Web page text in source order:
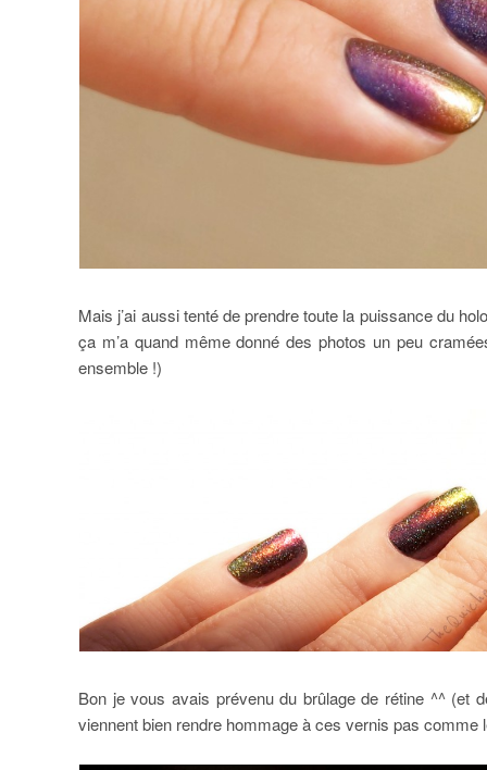
Mais j’ai aussi tenté de prendre toute la puissance du
ça m’a quand même donné des photos un peu
ensemble !)
Bon je vous avais prévenu du brûlage de rétine ^^ (et
viennent bien rendre hommage à ces vernis pas comme